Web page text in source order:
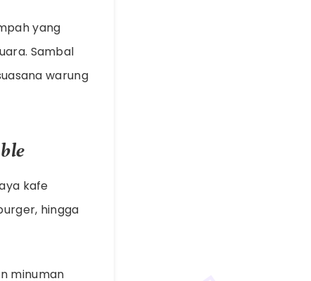
yang
Sambal
warung
kafe
hingga
minuman